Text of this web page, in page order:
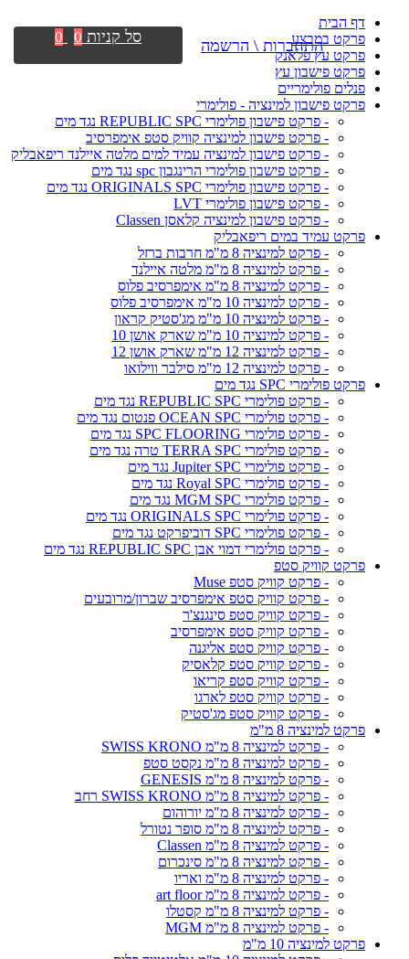
דף הבית
פרקט במבצע
פרקט עץ פלאנק
פרקט פישבון עץ
פנלים פולימריים
פרקט פישבון למינציה - פולימרי
- פרקט פישבון פולימרי REPUBLIC SPC נגד מים
- פרקט פישבון למינציה קוויק סטפ אימפרסיב
- פרקט פישבון למינציה עמיד למים מלטה איילנד ריפאבליק
- פרקט פישבון פולימרי הרינגבון spc נגד מים
- פרקט פישבון פולימרי ORIGINALS SPC נגד מים
- פרקט פישבון פולימרי LVT
- פרקט פישבון למינציה קלאסן Classen
פרקט עמיד במים ריפאבליק
- פרקט למינציה 8 מ"מ חרבות ברזל
- פרקט למינציה 8 מ"מ מלטה איילנד
- פרקט למינציה 8 מ"מ אימפרסיב פלוס
- פרקט למינציה 10 מ"מ אימפרסיב פלוס
- פרקט למינציה 10 מ"מ מג'סטיק קראון
- פרקט למינציה 10 מ"מ שארק אושן 10
- פרקט למינציה 12 מ"מ שארק אושן 12
- פרקט למינציה 12 מ"מ סילבר ווילואו
פרקט פולימרי SPC נגד מים
- פרקט פולימרי REPUBLIC SPC נגד מים
- פרקט פולימרי OCEAN SPC פנטום נגד מים
- פרקט פולימרי SPC FLOORING נגד מים
- פרקט פולימרי TERRA SPC טרה נגד מים
- פרקט פולימרי Jupiter SPC נגד מים
- פרקט פולימרי Royal SPC נגד מים
- פרקט פולימרי MGM SPC נגד מים
- פרקט פולימרי ORIGINALS SPC נגד מים
- פרקט פולימרי SPC דוביפרקט נגד מים
- פרקט פולימרי דמוי אבן REPUBLIC SPC נגד מים
פרקט קוויק סטפ
- פרקט קוויק סטפ Muse
- פרקט קוויק סטפ אימפרסיב שברון/מרובעים
- פרקט קוויק סטפ סינגנצ'ר
- פרקט קוויק סטפ אימפרסיב
- פרקט קוויק סטפ אליגנה
- פרקט קוויק סטפ קלאסיק
- פרקט קוויק סטפ קריאו
- פרקט קוויק סטפ לארגו
- פרקט קוויק סטפ מג'סטיק
פרקט למינציה 8 מ"מ
- פרקט למינציה 8 מ"מ SWISS KRONO
- פרקט למינציה 8 מ"מ נקסט סטפ
- פרקט למינציה 8 מ"מ GENESIS
- פרקט למינציה 8 מ"מ SWISS KRONO רחב
- פרקט למינציה 8 מ"מ יורוהום
- פרקט למינציה 8 מ"מ סופר נטורל
- פרקט למינציה 8 מ"מ Classen
- פרקט למינציה 8 מ"מ סינכרום
- פרקט למינציה 8 מ"מ ואריו
- פרקט למינציה 8 מ"מ art floor
- פרקט למינציה 8 מ"מ קסטלו
- פרקט למינציה 8 מ"מ MGM
פרקט למינציה 10 מ"מ
התחברות \ הרשמה סל קניות 0
0